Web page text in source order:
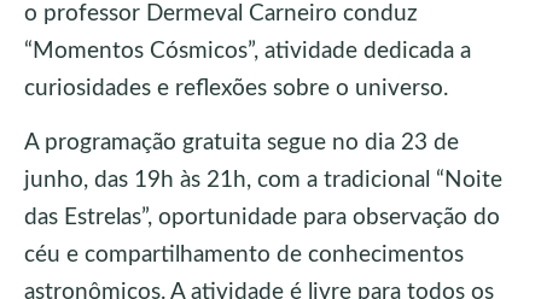
o professor Dermeval Carneiro conduz
“Momentos Cósmicos”, atividade dedicada a
curiosidades e reflexões sobre o universo.
A programação gratuita segue no dia 23 de
junho, das 19h às 21h, com a tradicional “Noite
das Estrelas”, oportunidade para observação do
céu e compartilhamento de conhecimentos
astronômicos. A atividade é livre para todos os